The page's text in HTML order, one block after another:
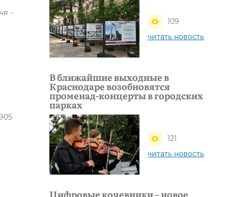
-
109
читать новость
В ближайшие выходные в
Краснодаре возобновятся
променад-концерты в городских
парках
121
читать новость
Цифровые кочевники – новое